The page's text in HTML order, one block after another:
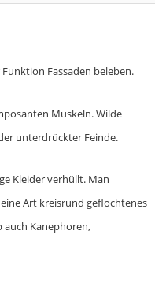
Fassaden beleben.
Muskeln. Wilde
unterdrückter Feinde.
Kleider verhüllt. Man
Art kreisrund geflochtenes
auch Kanephoren,